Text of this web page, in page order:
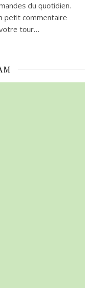
du quotidien.
petit commentaire
tour…